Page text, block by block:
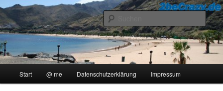
Zum
primären
Inhalt
springen2beCrazy
..::Ollis Blog::..
Start @ me Datenschutzerklärung Impressum